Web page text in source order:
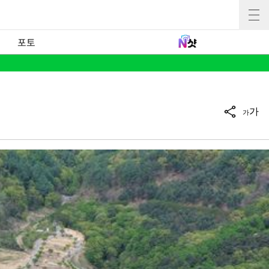
포토
가가